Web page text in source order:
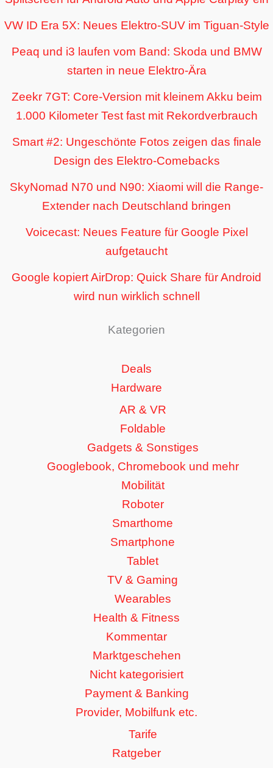
VW ID Era 5X: Neues Elektro-SUV im Tiguan-Style
Peaq und i3 laufen vom Band: Skoda und BMW
starten in neue Elektro-Ära
Zeekr 7GT: Core-Version mit kleinem Akku beim
1.000 Kilometer Test fast mit Rekordverbrauch
Smart #2: Ungeschönte Fotos zeigen das finale
Design des Elektro-Comebacks
SkyNomad N70 und N90: Xiaomi will die Range-
Extender nach Deutschland bringen
Voicecast: Neues Feature für Google Pixel
aufgetaucht
Google kopiert AirDrop: Quick Share für Android
wird nun wirklich schnell
Kategorien
Deals
Hardware
AR & VR
Foldable
Gadgets & Sonstiges
Googlebook, Chromebook und mehr
Mobilität
Roboter
Smarthome
Smartphone
Tablet
TV & Gaming
Wearables
Health & Fitness
Kommentar
Marktgeschehen
Nicht kategorisiert
Payment & Banking
Provider, Mobilfunk etc.
Tarife
Ratgeber